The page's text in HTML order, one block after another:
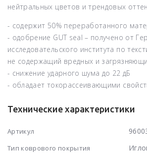
нейтральных цветов и трендовых
- содержит 50% переработанного
- одобрение GUT seal – получено от
исследовательского института по
не содержащий вредных и
- снижение ударного шума до 22 дБ
- обладает токорассеивающими
Технические характеристики
Артикул
Тип коврового покрытия